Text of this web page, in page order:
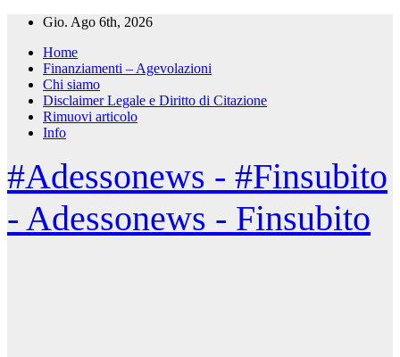
Salta
contenuto
Gio. Ago 6th, 2026
Home
Finanziamenti – Agevolazioni
Chi siamo
Disclaimer Legale e Diritto di Citazione
Rimuovi articolo
Info
#Adessonews - #Finsubito
- Adessonews - Finsubito